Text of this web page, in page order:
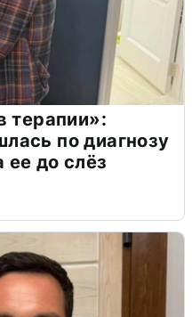
терапии»:
по диагнозу
ее до слёз